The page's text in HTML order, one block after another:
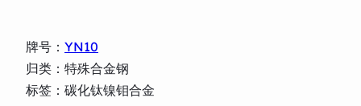
牌号： YN10
归类：特殊合金钢
标签：碳化钛镍钼合金